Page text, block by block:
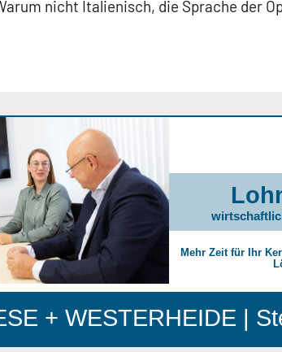
nicht Italienisch, die Sprache der
Mehr Zeit für Ihr
+ WESTERHEIDE |